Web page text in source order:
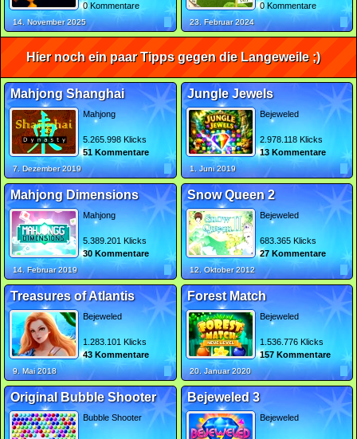
0 Kommentare
14. November 2025
0 Kommentare
23. Februar 2024
Hier noch ein paar Tipps gegen die Langeweile ;)
Mahjong Shanghai
Mahjong
5.265.998 Klicks
51 Kommentare
7. Dezember 2019
Jungle Jewels
Bejeweled
2.978.118 Klicks
13 Kommentare
1. Juni 2019
Mahjong Dimensions
Mahjong
5.389.201 Klicks
30 Kommentare
14. Februar 2019
Snow Queen 2
Bejeweled
683.365 Klicks
27 Kommentare
12. Oktober 2012
Treasures of Atlantis
Bejeweled
1.283.101 Klicks
43 Kommentare
9. Mai 2018
Forest Match
Bejeweled
1.536.776 Klicks
157 Kommentare
20. Januar 2020
Original Bubble Shooter
Bubble Shooter
Bejeweled 3
Bejeweled